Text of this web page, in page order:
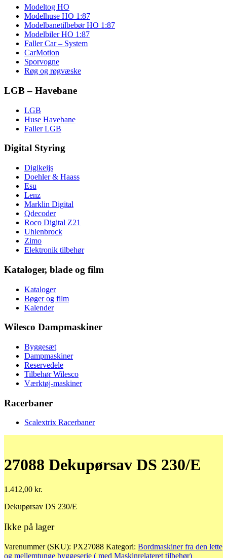
Modeltog HO
Modelhuse HO 1:87
Modelbanetilbebør HO 1:87
Modelbiler HO 1:87
Faller Car – System
CarMotion
Sporvogne
Røg og røgvæske
LGB – Havebane
LGB
Huse Havebane
Faller LGB
Digital Styring
Digikeijs
Doehler & Haass
Esu
Lenz
Marklin Digital
Qdecoder
Roco Digital Z21
Uhlenbrock
Zimo
Elektronik tilbehør
Kataloger, blade og film
Kataloger
Bøger og film
Kalender
Wilesco Dampmaskiner
Byggesæt
Dampmaskiner
Reservedele
Tilbehør Wilesco
Værktøj-maskiner
Racerbaner
Scalextrix Racerbaner
27088 Dekupørsav DS 230/E
1.412,00 kr.
Dekupørsav DS 230/E
Ikke på lager
Varenummer (SKU): PX27088 Kategori: Bordmaskiner fra den lette
og mellemtunge byggeserie ( med Maskinrelateret tilbehør)